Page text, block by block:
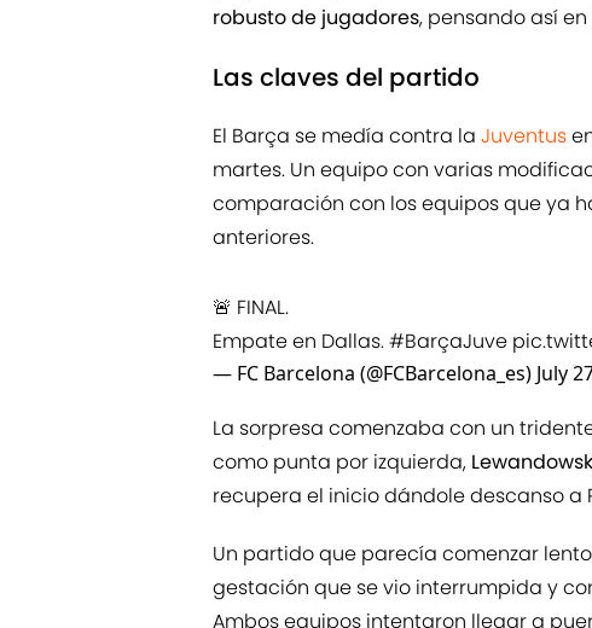
robusto de jugadores, pensando así
Las claves del partido
El Barça se medía contra la Juventus
martes. Un equipo con varias
comparación con los equipos que ya
anteriores.
🚨 FINAL.
Empate en Dallas.
#BarçaJuve
— FC Barcelona (@FCBarcelona_es) July
La sorpresa comenzaba con un
como punta por izquierda,
recupera el inicio dándole descanso a
Un partido que parecía comenzar lento
gestación que se vio interrumpida y
Ambos equipos intentaron llegar a